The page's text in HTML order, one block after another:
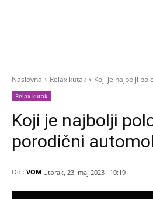
Naslovna Relax kutak Koji je najbolji
Relax kutak
Koji je najbolji
porodični
Od : VOM Utorak, 23. maj 2023 : 10:19